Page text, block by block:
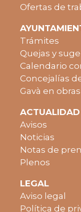
Ofertas de
Trámites
Quejas y
Calendario
Concejalías
Gavà en obras
ACTUALIDAD
Avisos
Noticias
Notas de
Plenos
LEGAL
Aviso legal
Política de